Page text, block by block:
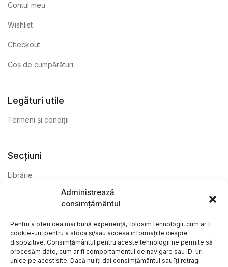
Administrează
consimțământul
Pentru a oferi cea mai bună experiență, folosim tehnologii, cum ar fi
cookie-uri, pentru a stoca și/sau accesa informațiile despre
dispozitive. Consimțământul pentru aceste tehnologii ne permite să
procesăm date, cum ar fi comportamentul de navigare sau ID-uri
unice pe acest site. Dacă nu îți dai consimțământul sau îți retragi
Contul meu
Wishlist
Checkout
Coș de cumpărături
Legături utile
Termeni și condiții
Secțiuni
Librărie